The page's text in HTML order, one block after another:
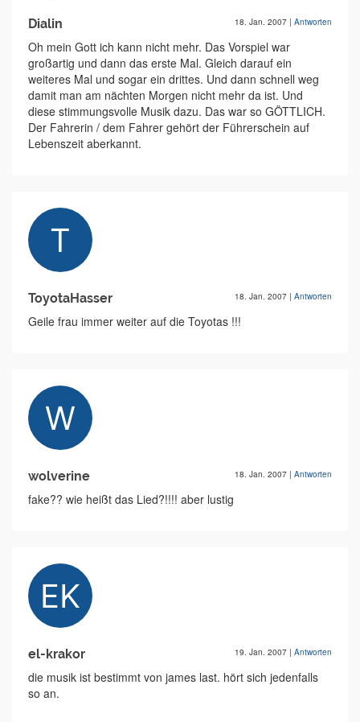
Dialin 18. Jan. 2007 | Antworten
Oh mein Gott ich kann nicht mehr. Das Vorspiel war
großartig und dann das erste Mal. Gleich darauf ein
weiteres Mal und sogar ein drittes. Und dann schnell weg
damit man am nächten Morgen nicht mehr da ist. Und
diese stimmungsvolle Musik dazu. Das war so GÖTTLICH.
Der Fahrerin / dem Fahrer gehört der Führerschein auf
Lebenszeit aberkannt.
ToyotaHasser 18. Jan. 2007 | Antworten
Geile frau immer weiter auf die Toyotas !!!
wolverine 18. Jan. 2007 | Antworten
fake?? wie heißt das Lied?!!!! aber lustig
el-krakor 19. Jan. 2007 | Antworten
die musik ist bestimmt von james last. hört sich jedenfalls
so an.